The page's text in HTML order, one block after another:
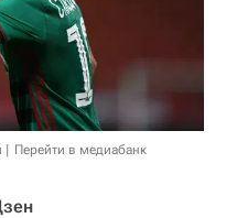
Перейти в медиабанк